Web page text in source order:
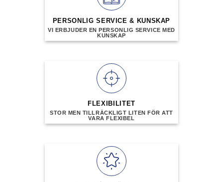
kan
väljas
på
PERSONLIG SERVICE & KUNSKAP
VI ERBJUDER EN PERSONLIG SERVICE MED
KUNSKAP
FLEXIBILITET
STOR MEN TILLRÄCKLIGT LITEN FÖR ATT
VARA FLEXIBEL